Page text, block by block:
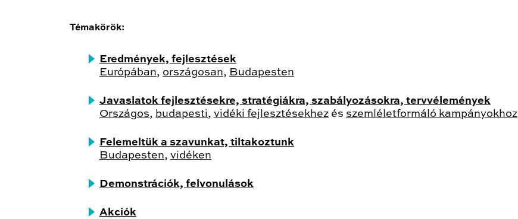
Témakörök:
Eredmények, fejlesztések
Európában, országosan, Budapesten
Javaslatok fejlesztésekre, stratégiákra, szabályozásokra, tervvélemények
Országos, budapesti, vidéki fejlesztésekhez és szemléletformáló kampányokhoz
Felemeltük a szavunkat, tiltakoztunk
Budapesten, vidéken
Demonstrációk, felvonulások
Akciók